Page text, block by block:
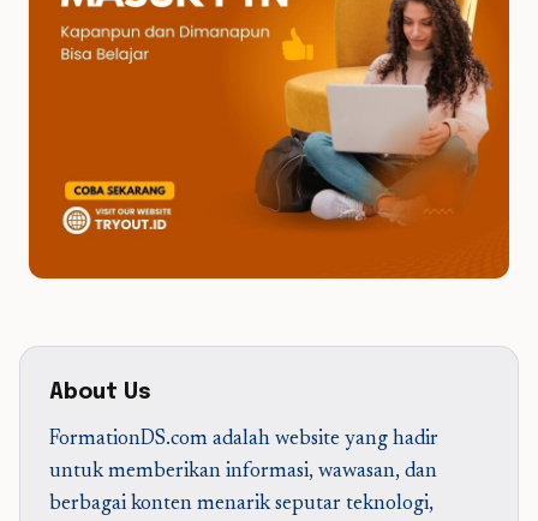
About Us
FormationDS.com adalah website yang hadir
untuk memberikan informasi, wawasan, dan
berbagai konten menarik seputar teknologi,